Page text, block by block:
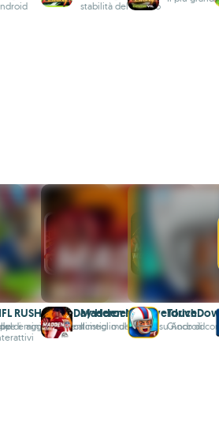
stabilità del mondo
live e aggiornamenti
RUSH GameDay Heroes
di mini-giochi calcistici multiplayer
Madden NFL Overdrive
Il meglio della NFL su Android
Gioco di